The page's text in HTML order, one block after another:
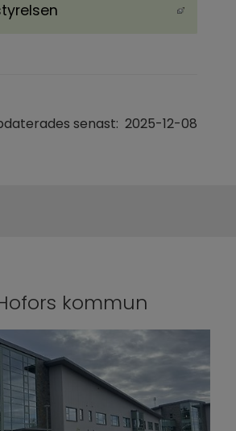
webbplats, öppnas i nytt
senast: 2025-12-08
kommun